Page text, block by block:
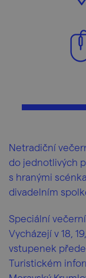
Netradiční
do jednotlivých
s hranými
divadelním
Speciální
Vycházejí v 18,
vstupenek
Turistickém